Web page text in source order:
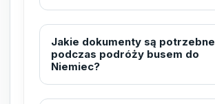
Jakie dokumenty są potrzebne
podczas podróży busem do
Niemiec?